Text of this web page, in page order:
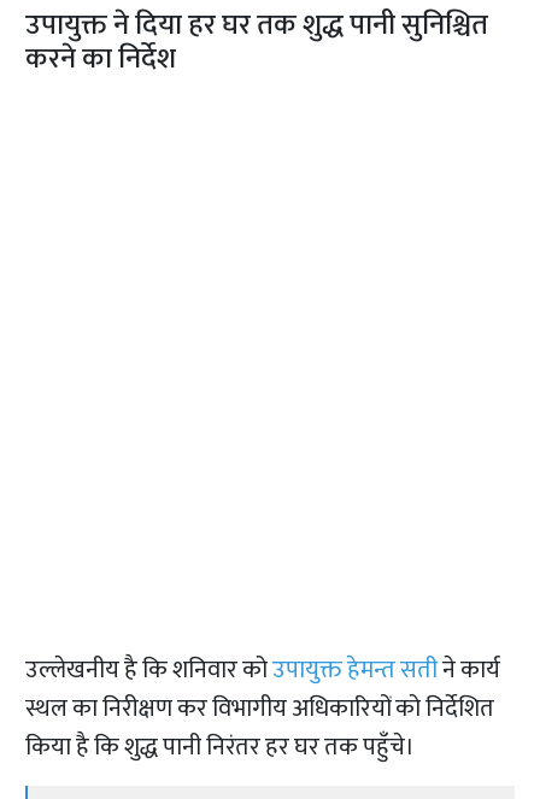
उपायुक्तने दिया हर घर तक शुद्ध पानी सुनिश्चित
करने का निर्देश
उल्लेखनीय है कि शनिवार कोउपायुक्त हेमन्त सतीने कार्य
स्थल का निरीक्षण कर विभागीय अधिकारियों को निर्देशित
किया है कि शुद्ध पानी निरंतर हर घर तक पहुँचे।